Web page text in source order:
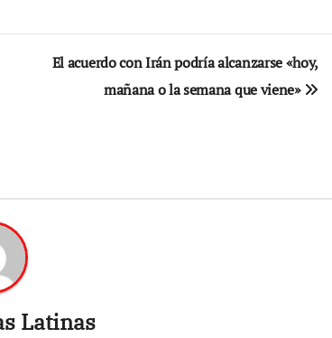
El acuerdo con Irán podría alcanzarse «hoy,
mañana o la semana que viene»
Latinas